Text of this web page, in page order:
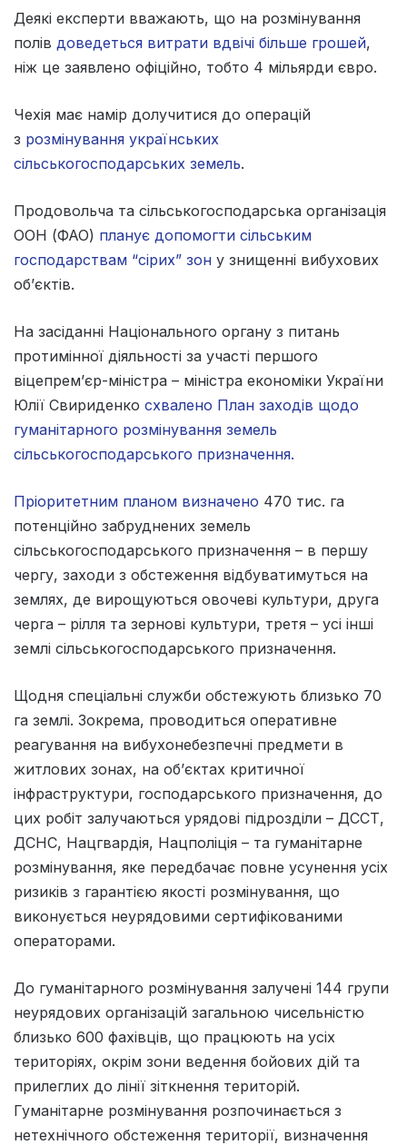
Деякі експерти вважають, що на розмінування
полів доведеться витрати вдвічі більше грошей,
ніж це заявлено офіційно, тобто 4 мільярди євро.
Чехія має намір долучитися до операцій
з розмінування українських
сільськогосподарських земель.
Продовольча та сільськогосподарська організація
ООН (ФАО) планує допомогти сільським
господарствам “сірих” зон у знищенні вибухових
об’єктів.
На засіданні Національного органу з питань
протимінної діяльності за участі першого
віцепрем’єр-міністра – міністра економіки України
Юлії Свириденко схвалено План заходів щодо
гуманітарного розмінування земель
сільськогосподарського призначення.
Пріоритетним планом визначено 470 тис. га
потенційно забруднених земель
сільськогосподарського призначення – в першу
чергу, заходи з обстеження відбуватимуться на
землях, де вирощуються овочеві культури, друга
черга – рілля та зернові культури, третя – усі інші
землі сільськогосподарського призначення.
Щодня спеціальні служби обстежують близько 70
га землі. Зокрема, проводиться оперативне
реагування на вибухонебезпечні предмети в
житлових зонах, на об’єктах критичної
інфраструктури, господарського призначення, до
цих робіт залучаються урядові підрозділи – ДССТ,
ДСНС, Нацгвардія, Нацполіція – та гуманітарне
розмінування, яке передбачає повне усунення усіх
ризиків з гарантією якості розмінування, що
виконується неурядовими сертифікованими
операторами.
До гуманітарного розмінування залучені 144 групи
неурядових організацій загальною чисельністю
близько 600 фахівців, що працюють на усіх
територіях, окрім зони ведення бойових дій та
прилеглих до лінії зіткнення територій.
Гуманітарне розмінування розпочинається з
нетехнічного обстеження території, визначення